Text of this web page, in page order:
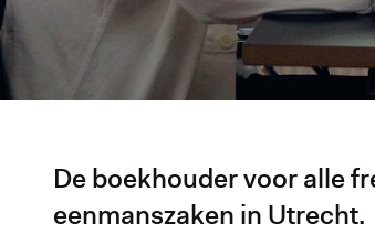
De boekhouder voor alle
eenmanszaken in Utrecht.